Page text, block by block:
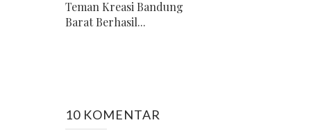
Teman Kreasi Bandung
Barat Berhasil...
10 KOMENTAR